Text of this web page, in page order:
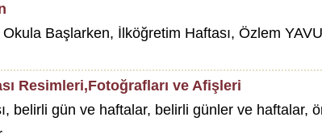
Başlarken, İlköğretim Haftası, Özlem
Resimleri,Fotoğrafları ve Afişleri
belirli gün ve haftalar, belirli günler ve